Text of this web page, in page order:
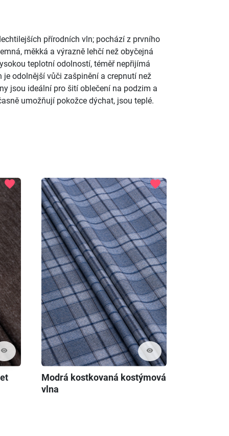
přírodních vln; pochází z prvního
měkká a výrazně lehčí než obyčejná
teplotní odolností, téměř nepřijímá
je odolnější vůči zašpinění a crepnutí než
jsou ideální pro šití oblečení na podzim a
umožňují pokožce dýchat, jsou teplé.
visibility
favorite
visibility
favorite
Modrá kostkovaná kostýmová
vlna